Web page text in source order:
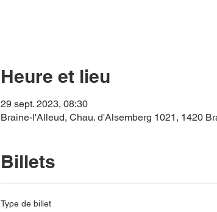
Heure et lieu
29 sept. 2023, 08:30
Braine-l'Alleud, Chau. d'Alsemberg 1021, 1420
Billets
Type de billet